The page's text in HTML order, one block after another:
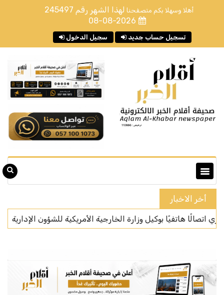
أهلا وسهلا بكم متصفحنا لهذا الشهر رقم 245497
08-08-2026
سجيل الدخول تسجيل حساب جديد
أخر الاخبار
بوكيل وزارة الخارجية الأمريكية للشؤون الإدارية المركز الوطني